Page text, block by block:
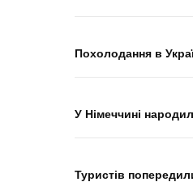
Похолодання в
У Німеччині
Туристів